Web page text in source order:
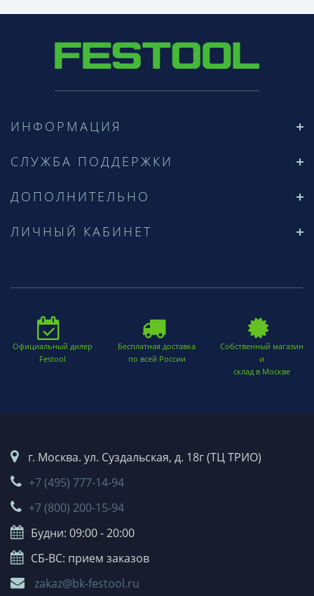
ИНФОРМАЦИЯ
СЛУЖБА ПОДДЕРЖКИ
ДОПОЛНИТЕЛЬНО
ЛИЧНЫЙ КАБИНЕТ
Официальный дилер
Festool
Бесплатная доставка
по всей России
Собственный магазин
и
склад в Москве
г. Москва. ул. Суздальская, д. 18г (ТЦ ТРИО)
+7 (495) 777-14-94
+7 (800) 200-15-94
Будни: 09:00 - 20:00
СБ-ВС: прием заказов
zakaz@bk-festool.ru